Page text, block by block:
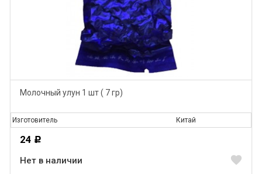
Молочный улун 1 шт ( 7 гр)
Изготовитель Китай
24 Р
Нет в наличии favorite